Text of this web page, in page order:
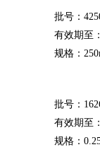
批号：
有效期至
规格：
批号：
有效期至
规格：